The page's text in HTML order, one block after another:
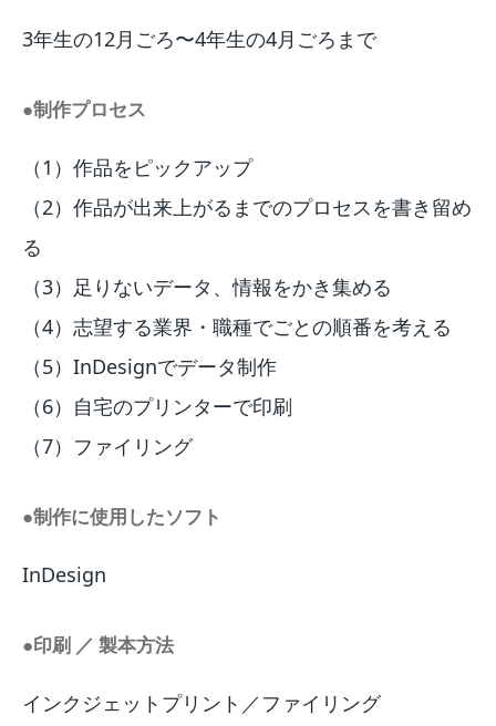
3年生の12月ごろ〜4年生の4月ごろまで
●制作プロセス
（1）作品をピックアップ
（2）作品が出来上がるまでのプロセスを書き留め
る
（3）足りないデータ、情報をかき集める
（4）志望する業界・職種でごとの順番を考える
（5）InDesignでデータ制作
（6）自宅のプリンターで印刷
（7）ファイリング
●制作に使用したソフト
InDesign
●印刷 ／ 製本方法
インクジェットプリント／ファイリング